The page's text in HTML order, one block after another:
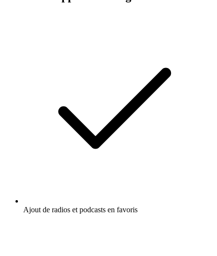
Ajout de radios et podcasts en favoris